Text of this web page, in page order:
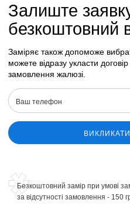
Залиште
безкоштовний
Заміряє також допоможе
можете відразу укласти
замовлення жалюзі.
Безкоштовний замір при умові
за відсутності замовлення - 150